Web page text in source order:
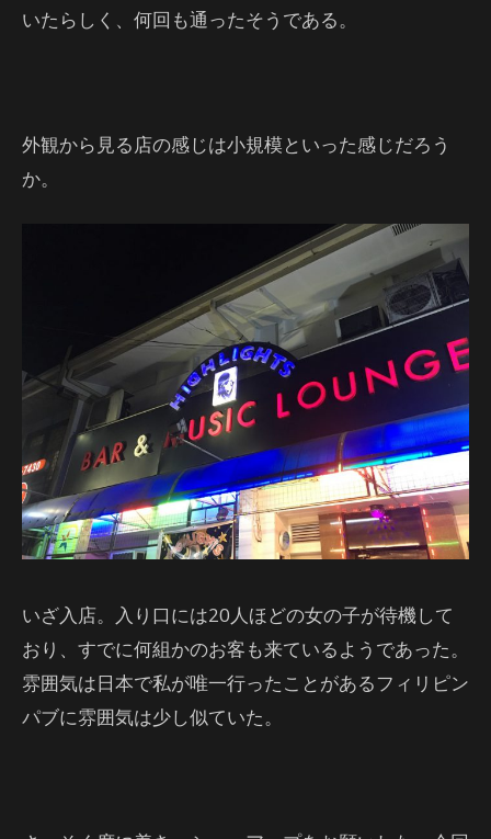
いたらしく、何回も通ったそうである。
外観から見る店の感じは小規模といった感じだろう
か。
いざ入店。入り口には20人ほどの女の子が待機して
おり、すでに何組かのお客も来ているようであった。
雰囲気は日本で私が唯一行ったことがあるフィリピン
パブに雰囲気は少し似ていた。